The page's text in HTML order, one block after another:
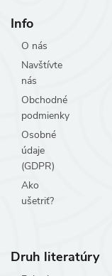
Info
O nás
Navštívte
nás
Obchodné
podmienky
Osobné
údaje
(GDPR)
Ako
ušetriť?
Druh literatúry